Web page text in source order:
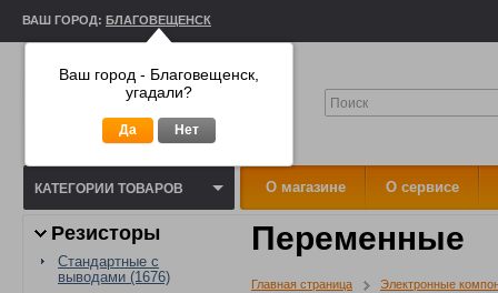
ВАШ ГОРОД: БЛАГОВЕЩЕНСК
КАТЕГОРИИ ТОВАРОВ О магазине О сервисе
Резисторы
Стандартные с
выводами (1676)
Переменные
Главная страница Электронные
Ваш город - Благовещенск,
угадали?
Да Нет